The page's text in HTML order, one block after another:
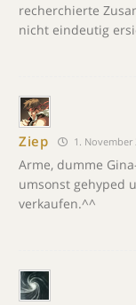
recherchierte
nicht eindeutig
Ziep 1. November
Arme, dumme
umsonst gehyped
verkaufen.^^